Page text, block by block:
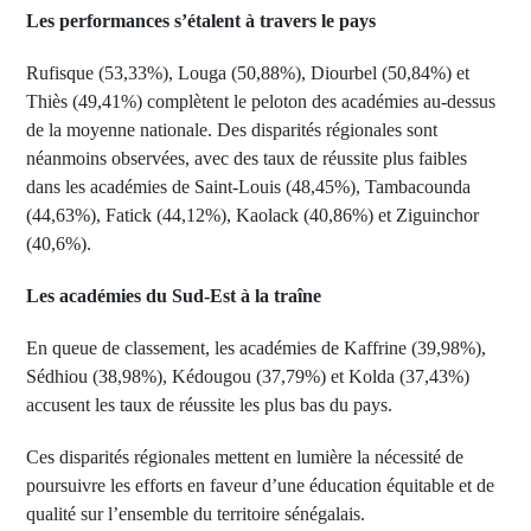
Les performances s’étalent à travers le pays
Rufisque (53,33%), Louga (50,88%), Diourbel (50,84%) et
Thiès (49,41%) complètent le peloton des académies au-dessus
de la moyenne nationale. Des disparités régionales sont
néanmoins observées, avec des taux de réussite plus faibles
dans les académies de Saint-Louis (48,45%), Tambacounda
(44,63%), Fatick (44,12%), Kaolack (40,86%) et Ziguinchor
(40,6%).
Les académies du Sud-Est à la traîne
En queue de classement, les académies de Kaffrine (39,98%),
Sédhiou (38,98%), Kédougou (37,79%) et Kolda (37,43%)
accusent les taux de réussite les plus bas du pays.
Ces disparités régionales mettent en lumière la nécessité de
poursuivre les efforts en faveur d’une éducation équitable et de
qualité sur l’ensemble du territoire sénégalais.